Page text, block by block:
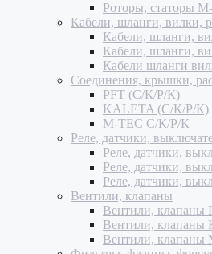
Роторы, статоры
Кабели, шланги, вилки,
Кабели, шланги,
Кабели, шланги,
Кабели шланги
Соединения, крышки,
PFT (С/К/Р/К)
KALETA (С/К/Р/К)
M-TEC С/К/Р/К
Реле, датчики,
Реле, датчики,
Реле, датчики,
Реле, датчики,
Вентили, клапаны
Вентили, клапаны
Вентили, клапаны
Вентили, клапаны